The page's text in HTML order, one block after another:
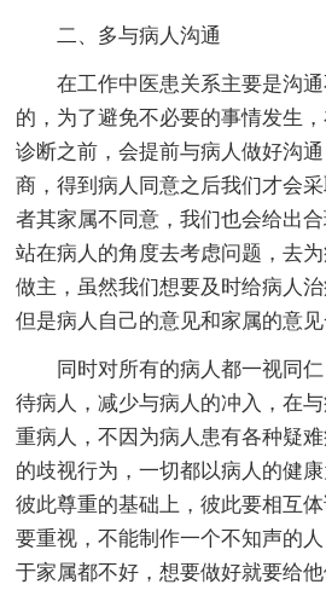
二、多与病人沟通
在工作中医患关系主要是沟
的，为了避免不必要的事情发生
诊断之前，会提前与病人做好沟
商，得到病人同意之后我们才会
者其家属不同意，我们也会给出
站在病人的角度去考虑问题，去
做主，虽然我们想要及时给病人
但是病人自己的意见和家属的意见
同时对所有的病人都一视同
待病人，减少与病人的冲入，在
重病人，不因为病人患有各种疑
的歧视行为，一切都以病人的健
彼此尊重的基础上，彼此要相互
要重视，不能制作一个不知声的
于家属都不好，想要做好就要给